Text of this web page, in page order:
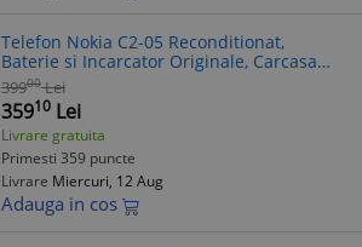
Telefon Nokia C2-05 Reconditionat,
Baterie si Incarcator Originale, Carcasa
Noua
39900 Lei
35910 Lei
Livrare gratuita
Primesti 359 puncte
Livrare Miercuri, 12 Aug
Adauga in cos